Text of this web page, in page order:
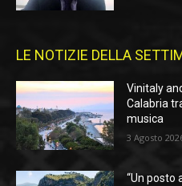
LE NOTIZIE DELLA
Vinitaly
Calabria
musica
3 Agosto
“Un posto